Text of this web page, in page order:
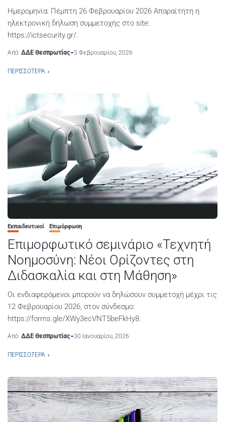
Ημερομηνία: Πέμπτη 26 Φεβρουαρίου 2026 Απαραίτητη η
ηλεκτρονική δήλωση συμμετοχής στο site:
https://ictsecurity.gr/.
Από ΔΔΕ Θεσπρωτίας 5 Φεβρουαρίου, 2026
ΠΕΡΙΣΣΌΤΕΡΑ
Εκπαιδευτικοί Επιμόρφωση
Επιμορφωτικό σεμινάριο «Τεχνητή
Νοημοσύνη: Νέοι Ορίζοντες στη
Διδασκαλία και στη Μάθηση»
Οι ενδιαφερόμενοι μπορούν να δηλώσουν συμμετοχή μέχρι τις
12 Φεβρουαρίου 2026, στον σύνδεσμο:
https://forms.gle/XWy3ecVNT5beFkHy8.
Από ΔΔΕ Θεσπρωτίας 30 Ιανουαρίου, 2026
ΠΕΡΙΣΣΌΤΕΡΑ